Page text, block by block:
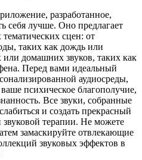
разработанное,
себя лучше. Оно предлагает
сцен: от
таких как дождь или
домашних звуков, таких как
Перед вами идеальный
аудиосреды,
психическое благополучие,
Все звуки, собранные
и создать прекрасный
терапии. Не можете
замаскируйте отвлекающие
звуковых эффектов в